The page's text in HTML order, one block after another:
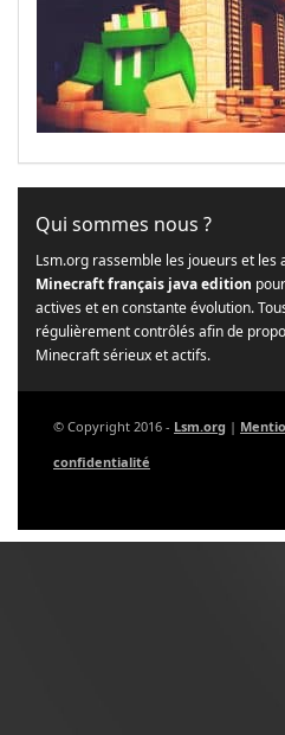
Qui sommes nous ?
Lsm.org rassemble les joueurs et
Minecraft français java edition
actives et en constante évolution.
régulièrement contrôlés afin de
Minecraft sérieux et actifs.
© Copyright 2016 - Lsm.org |
confidentialité